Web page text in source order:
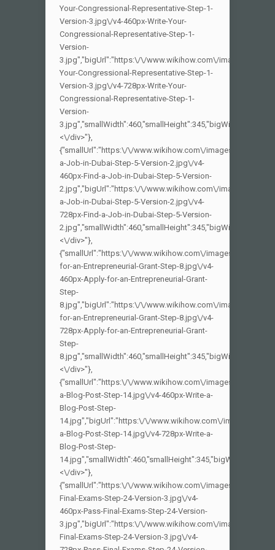
Your-Congressional-Representative-Step-1-
Version-3.jpg\/v4-460px-Write-Your-
Congressional-Representative-Step-1-
Version-
3.jpg","bigUrl":"https:\/\/www.wikihow.com\/images\/
Your-Congressional-Representative-Step-1-
Version-3.jpg\/v4-728px-Write-Your-
Congressional-Representative-Step-1-
Version-
<\/div>"},
{"smallUrl":"https:\/\/www.wikihow.com\/images_en\/
a-Job-in-Dubai-Step-5-Version-2.jpg\/v4-
460px-Find-a-Job-in-Dubai-Step-5-Version-
2.jpg","bigUrl":"https:\/\/www.wikihow.com\/images\/
a-Job-in-Dubai-Step-5-Version-2.jpg\/v4-
728px-Find-a-Job-in-Dubai-Step-5-Version-
<\/div>"},
{"smallUrl":"https:\/\/www.wikihow.com\/images_en\/
for-an-Entrepreneurial-Grant-Step-8.jpg\/v4-
460px-Apply-for-an-Entrepreneurial-Grant-
Step-
8.jpg","bigUrl":"https:\/\/www.wikihow.com\/images\/
for-an-Entrepreneurial-Grant-Step-8.jpg\/v4-
728px-Apply-for-an-Entrepreneurial-Grant-
Step-
<\/div>"},
{"smallUrl":"https:\/\/www.wikihow.com\/images_en\/
a-Blog-Post-Step-14.jpg\/v4-460px-Write-a-
Blog-Post-Step-
14.jpg","bigUrl":"https:\/\/www.wikihow.com\/images\/
a-Blog-Post-Step-14.jpg\/v4-728px-Write-a-
Blog-Post-Step-
<\/div>"},
{"smallUrl":"https:\/\/www.wikihow.com\/images_en\/
Final-Exams-Step-24-Version-3.jpg\/v4-
460px-Pass-Final-Exams-Step-24-Version-
3.jpg","bigUrl":"https:\/\/www.wikihow.com\/images\/
Final-Exams-Step-24-Version-3.jpg\/v4-